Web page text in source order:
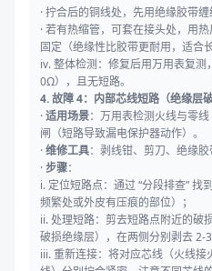
· 拧合后的铜线处，先用绝缘胶带
· 若有热缩管，可套在接头处，用
固定（绝缘性比胶带更耐用，适合
iv. 整体检测：修复后用万用表复
0Ω），且无短路。
4. 故障 4：内部芯线短路（绝缘层破
·适用场景：万用表检测火线与零
闸（短路导致漏电保护器动作）。
·维修工具：剥线钳、剪刀、绝缘胶
·步骤：
i. 定位短路点：通过 “分段排查”
频繁处或外皮有压痕的部位）；
ii. 处理短路：剪去短路点附近的破
破损绝缘层），在两侧分别剥去 2-
iii. 重新连接：将对应芯线（火线